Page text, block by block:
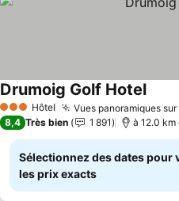
3 ÉtoilesHôtel Vues panoramiques
Drumoig Golf Hotel
8,4 Très bien 1 891 à 12.0 km
Sélectionnez des dates pour
les prix exacts